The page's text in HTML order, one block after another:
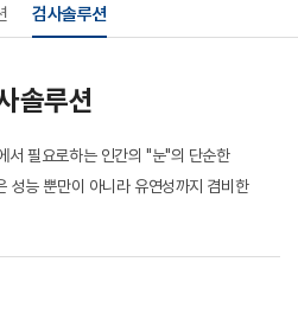
검사솔루션
솔루션
서 필요로하는 인간의 "눈"의 단순한
성능 뿐만이 아니라 유연성까지 겸비한